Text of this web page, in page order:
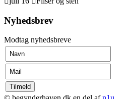
Nyhedsbrev
Modtag nyhedsbreve